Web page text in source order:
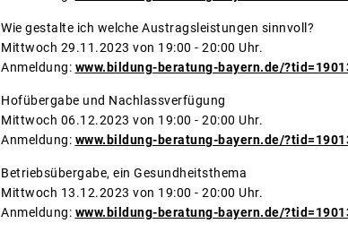
Wie gestalte ich welche Austragsleistungen sinnvoll?
Mittwoch 29.11.2023 von 19:00 - 20:00 Uhr.
Anmeldung: www.bildung-beratung-bayern.de/
Hofübergabe und Nachlassverfügung
Mittwoch 06.12.2023 von 19:00 - 20:00 Uhr.
Anmeldung: www.bildung-beratung-bayern.de/
Betriebsübergabe, ein Gesundheitsthema
Mittwoch 13.12.2023 von 19:00 - 20:00 Uhr.
Anmeldung: www.bildung-beratung-bayern.de/